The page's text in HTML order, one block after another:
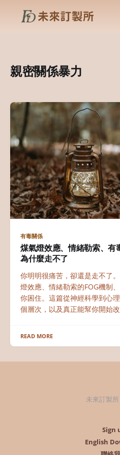
親密關係暴力
有毒關係
煤氣燈效應、情緒勒索、有
為什麼走不了
你明明很痛苦，卻還是走不了
燈效應、情緒勒索的FOG機制
你困住。這篇從神經科學到心
個層次，以及真正能幫你開始改
READ MORE
未來訂製
Sign
English